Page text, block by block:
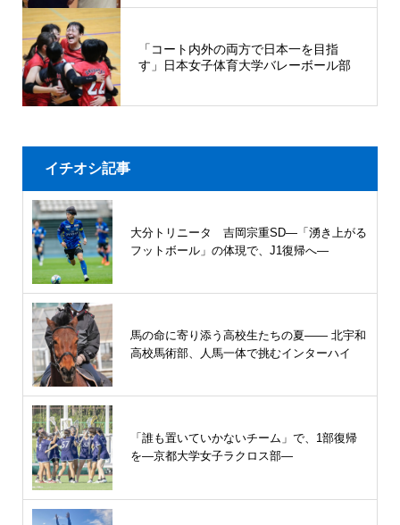
「コート内外の両方で日本一を目指
す」日本女子体育大学バレーボール部
イチオシ記事
大分トリニータ 吉岡宗重SD―「湧き上がる
フットボール」の体現で、J1復帰へ―
馬の命に寄り添う高校生たちの夏—— 北宇和
高校馬術部、人馬一体で挑むインターハイ
「誰も置いていかないチーム」で、1部復帰
を―京都大学女子ラクロス部―